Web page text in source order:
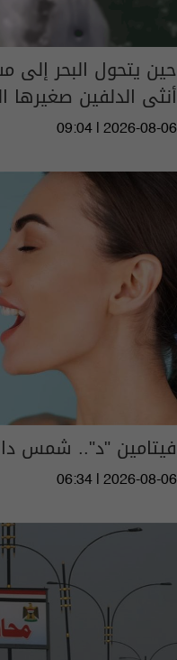
حين يتحول البحر إلى
أنثى الدلفين صغيرها
09:04 | 2026-08-06
فيتامين "د".. شمس
06:34 | 2026-08-06